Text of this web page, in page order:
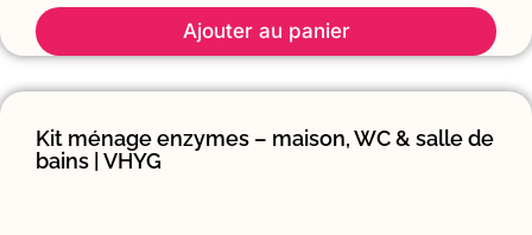
Ajouter au panier
Kit ménage enzymes – maison, WC & salle de
bains | VHYG